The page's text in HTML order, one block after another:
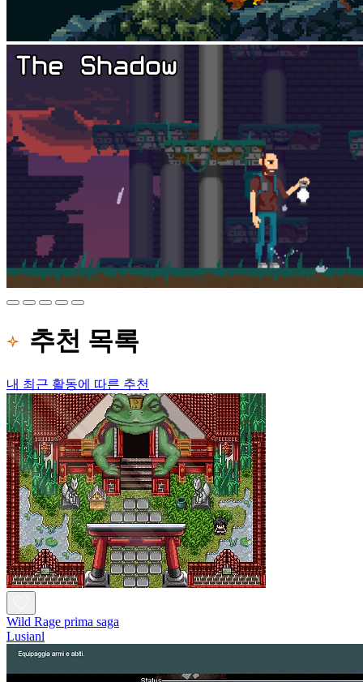
추천 목록
내 최근 활동에 따른 추천
Wild Rage prima saga
Lusianl